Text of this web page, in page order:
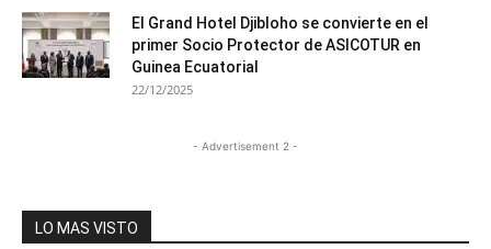
El Grand Hotel Djibloho se convierte en el
primer Socio Protector de ASICOTUR en
Guinea Ecuatorial
22/12/2025
- Advertisement 2 -
LO MAS VISTO